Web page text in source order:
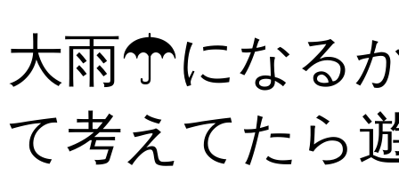
大雨☂になる
て考えてたら